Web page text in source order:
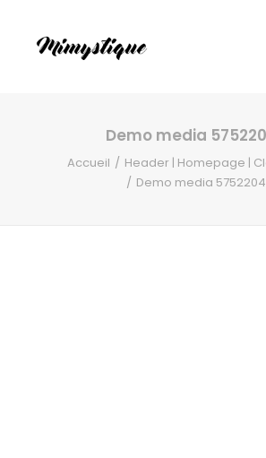
Demo media
Accueil
Header | Homepage |
Demo media